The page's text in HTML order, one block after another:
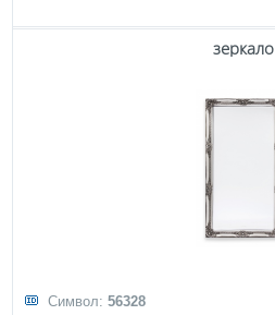
зеркало
Символ:56328